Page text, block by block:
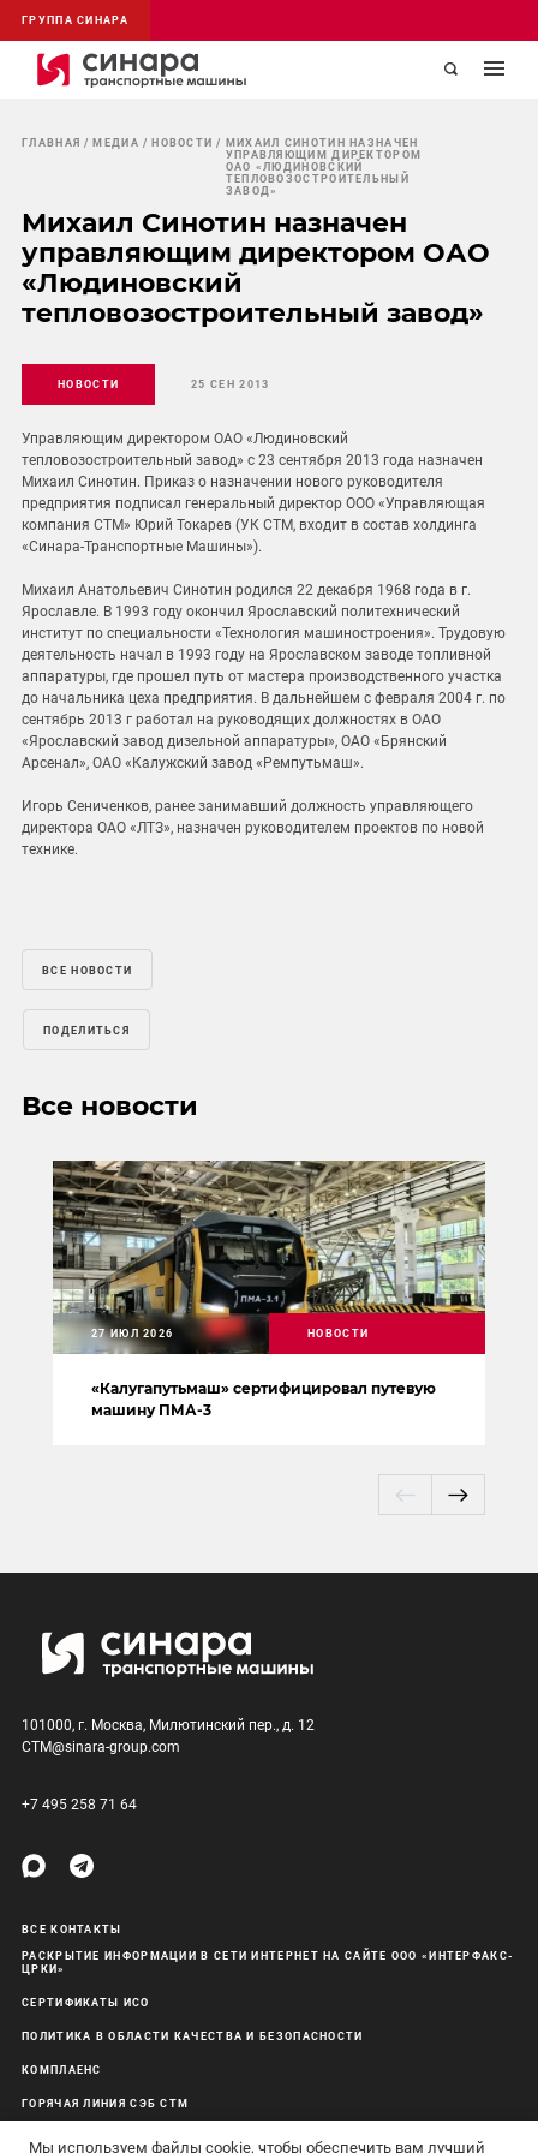
ГРУППА СИНАРА
ГЛАВНАЯ МЕДИА НОВОСТИ
МИХАИЛ СИНОТИН НАЗНАЧЕН
УПРАВЛЯЮЩИМ ДИРЕКТОРОМ
ОАО «ЛЮДИНОВСКИЙ
ТЕПЛОВОЗОСТРОИТЕЛЬНЫЙ
ЗАВОД»
Михаил Синотин назначен
управляющим директором ОАО
«Людиновский
тепловозостроительный завод»
НОВОСТИ 25 СЕН 2013
Управляющим директором ОАО «Людиновский
тепловозостроительный завод» с 23 сентября 2013 года назначен
Михаил Синотин. Приказ о назначении нового руководителя
предприятия подписал генеральный директор ООО «Управляющая
компания СТМ» Юрий Токарев (УК СТМ, входит в состав холдинга
«Синара-Транспортные Машины»).
Михаил Анатольевич Синотин родился 22 декабря 1968 года в г.
Ярославле. В 1993 году окончил Ярославский политехнический
институт по специальности «Технология машиностроения». Трудовую
деятельность начал в 1993 году на Ярославском заводе топливной
аппаратуры, где прошел путь от мастера производственного участка
до начальника цеха предприятия. В дальнейшем с февраля 2004 г. по
сентябрь 2013 г работал на руководящих должностях в ОАО
«Ярославский завод дизельной аппаратуры», ОАО «Брянский
Арсенал», ОАО «Калужский завод «Ремпутьмаш».
Игорь Сениченков, ранее занимавший должность управляющего
директора ОАО «ЛТЗ», назначен руководителем проектов по новой
технике.
ВСЕ НОВОСТИ
ПОДЕЛИТЬСЯ
Все новости
«Калугапутьмаш» сертифицировал путевую
машину ПМА-3
27 ИЮЛ 2026 НОВОСТИ
101000, г. Москва, Милютинский пер., д. 12
CTM@sinara-group.com
+7 495 258 71 64
ВСЕ КОНТАКТЫ
РАСКРЫТИЕ ИНФОРМАЦИИ В СЕТИ ИНТЕРНЕТ НА САЙТЕ ООО «ИНТЕРФАКС-
ЦРКИ»
СЕРТИФИКАТЫ ИСО
ПОЛИТИКА В ОБЛАСТИ КАЧЕСТВА И БЕЗОПАСНОСТИ
КОМПЛАЕНС
ГОРЯЧАЯ ЛИНИЯ СЭБ СТМ
Мы используем файлы cookie, чтобы обеспечить вам лучший